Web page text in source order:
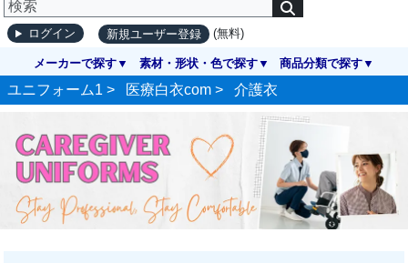
ログイン 新規ユーザー登録 (無料)
メーカーで探す 素材・形状・色で探す 商品分類で探す
ユニフォーム1 > 医療白衣com > 介護衣